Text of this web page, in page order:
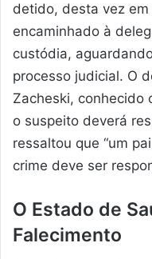
detido, desta vez em
encaminhado à
custódia,
processo judicial. O
Zacheski, conhecido
o suspeito deverá
ressaltou que “um
crime deve ser
O Estado de
Falecimento